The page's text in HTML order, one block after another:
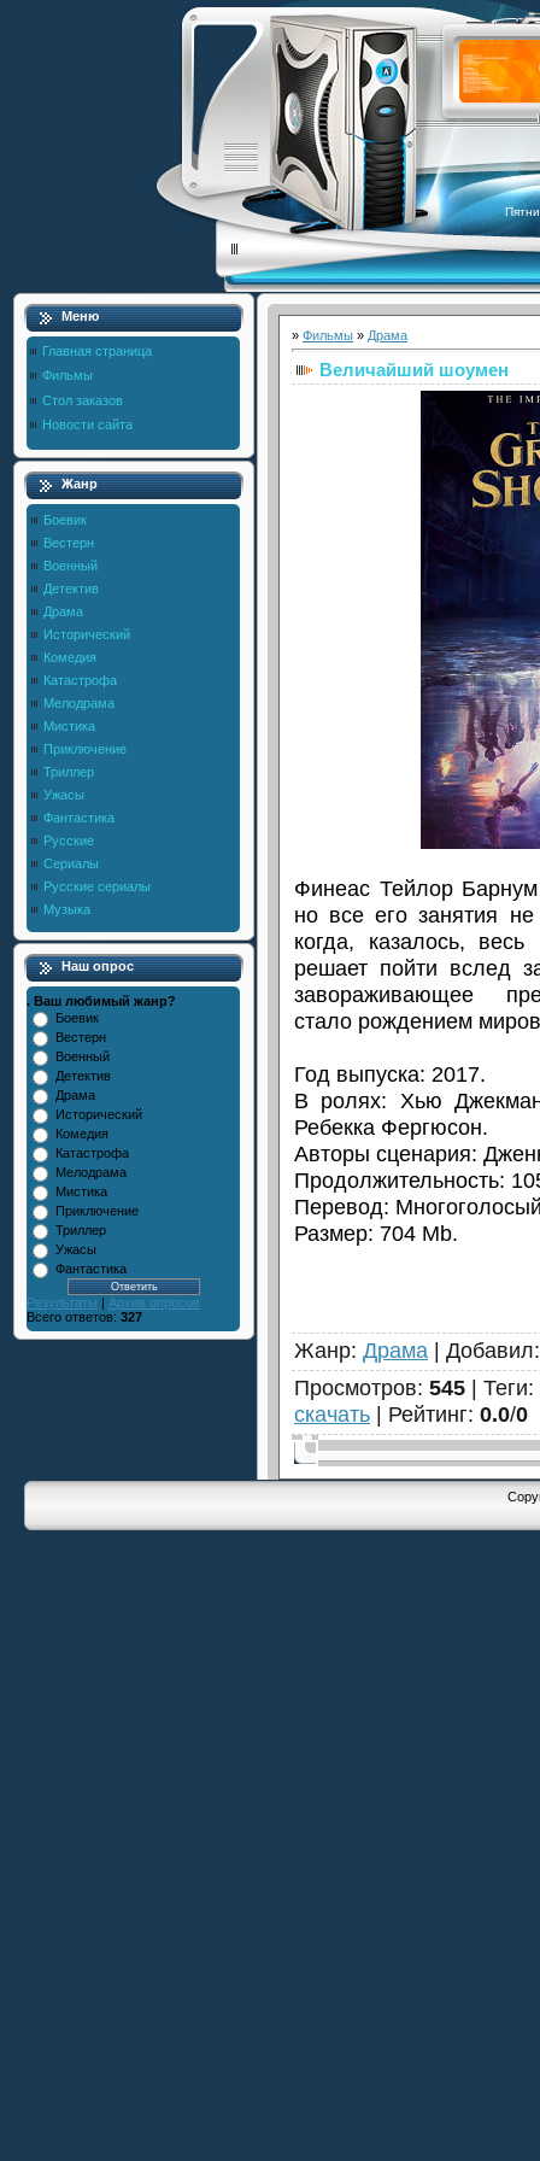
Меню
Главная страница
Фильмы
Стол заказов
Новости сайта
Жанр
Боевик
Вестерн
Военный
Детектив
Драма
Исторический
Комедия
Катастрофа
Мелодрама
Мистика
Приключение
Триллер
Ужасы
Фантастика
Русские
Сериалы
Русские сериалы
Музыка
Наш опрос
. Ваш любимый жанр?
Боевик
Вестерн
Военный
Детектив
Драма
Исторический
Комедия
Катастрофа
Мелодрама
Мистика
Приключение
Триллер
Ужасы
Фантастика
Результаты | Архив опросов
Всего ответов: 327
» Фильмы » Драма
Величайший шоумен
Финеас Тейлор
но все его занятия
когда, казалось,
решает пойти вслед
завораживающее
стало рождением
Год выпуска: 2017.
В ролях: Хью
Ребекка Фергюсон.
Авторы сценария:
Продолжительность:
Перевод:
Размер: 704 Mb.
Жанр: Драма | Добавил
Просмотров: 545 | Теги:
скачать | Рейтинг: 0.0/0